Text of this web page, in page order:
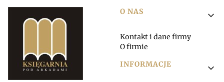
Linki w stopce
O NAS
Kontakt i dane firmy
O firmie
INFORMACJE